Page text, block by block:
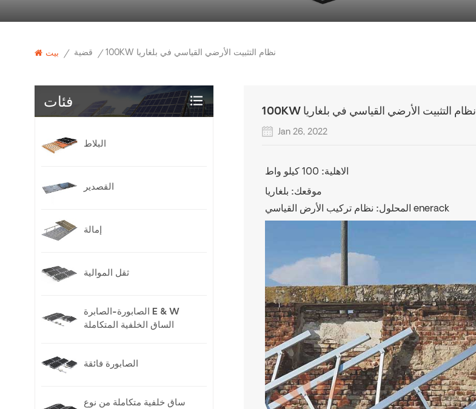
بيت / قضية / 100KW نظام التثبيت الأرضي القياسي في بلغاريا
100KW نظام التثبيت الأرضي القياسي في بلغاريا
Jan 26, 2022
الاهلية:
موقعك: بلغاريا
المحلول: نظام تركيب الأرض القياسي enerack
فئات
البلاط
القصدير
إمالة
ثقل الموالية
الصابورة-الصابرة E & W
الساق الخلفية المتكاملة
الصابورة فائقة
ساق خلفية متكاملة من نوع